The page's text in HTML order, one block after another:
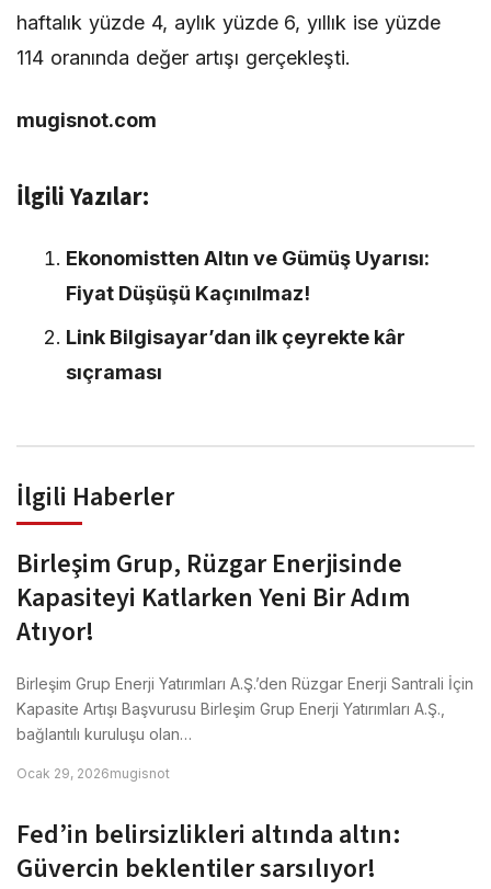
haftalık yüzde 4, aylık yüzde 6, yıllık ise yüzde
114 oranında değer artışı gerçekleşti.
mugisnot.com
İlgili Yazılar:
Ekonomistten Altın ve Gümüş Uyarısı:
Fiyat Düşüşü Kaçınılmaz!
Link Bilgisayar’dan ilk çeyrekte kâr
sıçraması
İlgili Haberler
Birleşim Grup, Rüzgar Enerjisinde
Kapasiteyi Katlarken Yeni Bir Adım
Atıyor!
Birleşim Grup Enerji Yatırımları A.Ş.’den Rüzgar Enerji Santrali İçin
Kapasite Artışı Başvurusu Birleşim Grup Enerji Yatırımları A.Ş.,
bağlantılı kuruluşu olan…
Ocak 29, 2026mugisnot
Fed’in belirsizlikleri altında altın:
Güvercin beklentiler sarsılıyor!